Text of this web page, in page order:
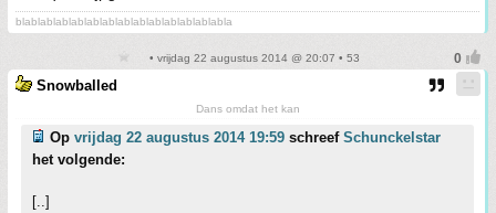
blablablablablablablablablablablablablabla
• vrijdag 22 augustus 2014 @ 20:07 • 53
Snowballed
Dans omdat het kan
Op vrijdag 22 augustus 2014 19:59 schreef Schunckelstar
het volgende:
[..]